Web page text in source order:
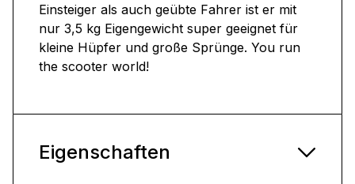
Einsteiger als auch geübte Fahrer ist er mit
nur 3,5 kg Eigengewicht super geeignet für
kleine Hüpfer und große Sprünge. You run
the scooter world!
Eigenschaften